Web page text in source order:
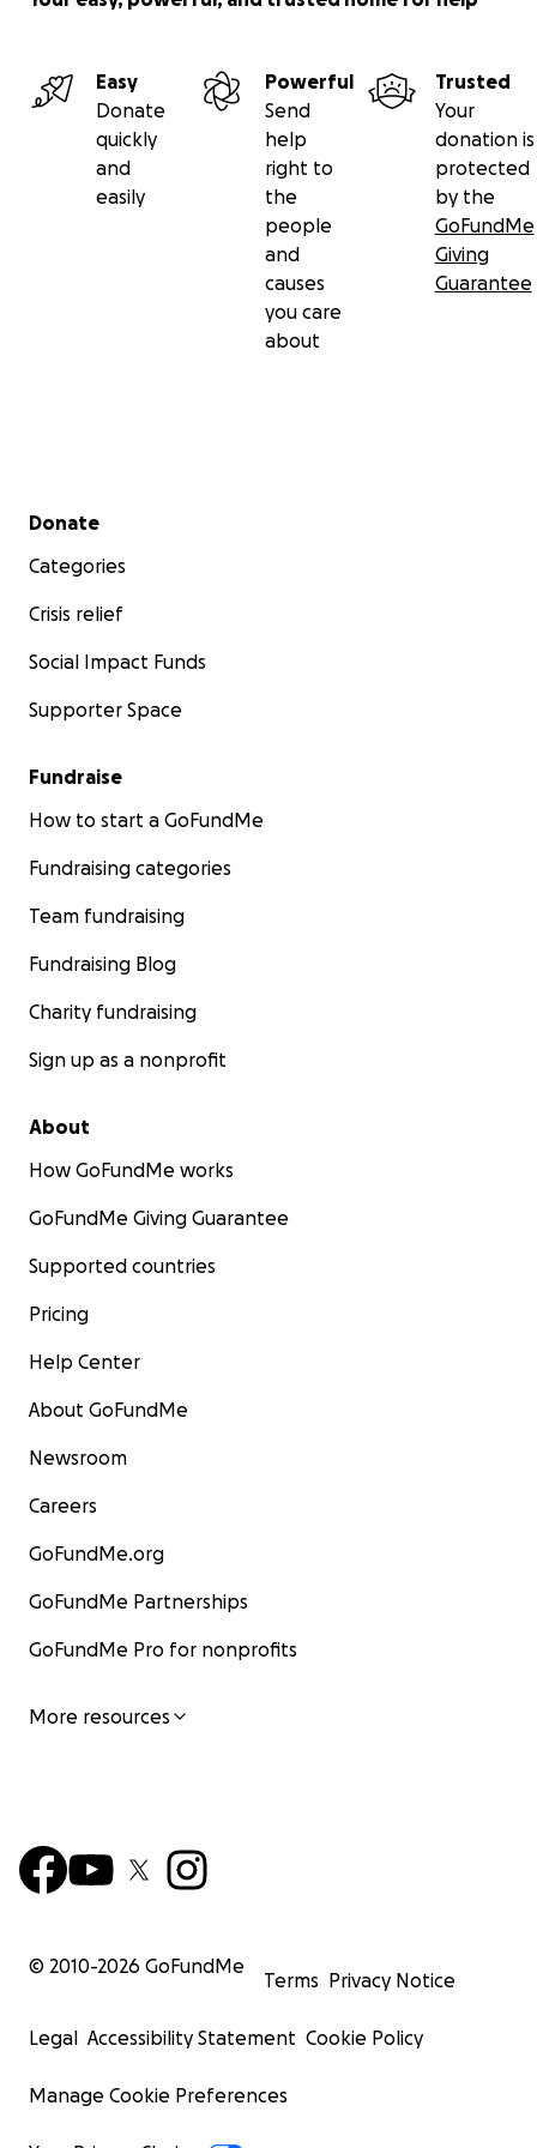
PS: Ich würde mich sehr freuen, wenn Du meinen
mit Freunden, Familie oder auf Social Media
Easy
Donate
quickly
and
easily
Powerful
Send
help
right to
the
people
and
causes
you care
about
Trusted
Your
donation is
protected
by the
GoFundMe
Giving
Guarantee
Secondary menu
Donate
Categories
Crisis relief
Social Impact Funds
Supporter Space
Fundraise
How to start a GoFundMe
Fundraising categories
Team fundraising
Fundraising Blog
Charity fundraising
Sign up as a nonprofit
About
How GoFundMe works
GoFundMe Giving Guarantee
Supported countries
Pricing
Help Center
About GoFundMe
Newsroom
Careers
GoFundMe.org
GoFundMe Partnerships
GoFundMe Pro for nonprofits
More resources
© 2010-2026 GoFundMe
Terms Privacy Notice
Legal Accessibility Statement Cookie Policy
Manage Cookie Preferences